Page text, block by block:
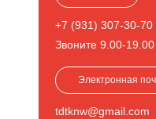
Электронная
tdtknw@gmail.com
+7 (931) 307-30-70
Звоните 9.00-